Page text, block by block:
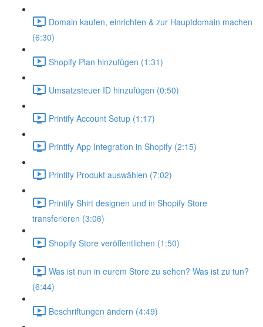
Domain kaufen, einrichten & zur Hauptdomain machen
(6:30)
Shopify Plan hinzufügen (1:31)
Umsatzsteuer ID hinzufügen (0:50)
Printify Account Setup (1:17)
Printify App Integration in Shopify (2:15)
Printify Produkt auswählen (7:02)
Printify Shirt designen und in Shopify Store
transferieren (3:06)
Shopify Store veröffentlichen (1:50)
Was ist nun in eurem Store zu sehen? Was ist zu tun?
(6:44)
Beschriftungen ändern (4:49)